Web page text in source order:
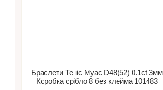
Браслети Теніс Муас D48(52) 0.1ct 3мм
Коробка срібло 8 без клейма 101483